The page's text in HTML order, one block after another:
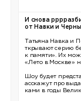
И снова
от Навки и
Татьяна Навка и
ткрывают серию
к памяти». Их
«Лето в Москве»
Шоу будет
асскажут про
ками в годы